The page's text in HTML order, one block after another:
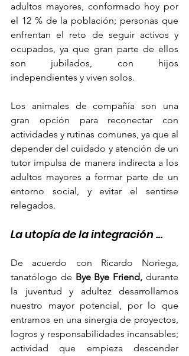
adultos mayores, conformado hoy por
el 12 % de la población; personas que
enfrentan el reto de seguir activos y
ocupados, ya que gran parte de ellos
son jubilados, con hijos
independientes y viven solos.
Los animales de compañía son una
gran opción para reconectar con
actividades y rutinas comunes, ya que al
depender del cuidado y atención de un
tutor impulsa de manera indirecta a los
adultos mayores a formar parte de un
entorno social, y evitar el sentirse
relegados.
La utopía de la integración …
De acuerdo con Ricardo Noriega,
tanatólogo de Bye Bye Friend, durante
la juventud y adultez desarrollamos
nuestro mayor potencial, por lo que
entramos en una sinergia de proyectos,
logros y responsabilidades incansables;
actividad que empieza descender